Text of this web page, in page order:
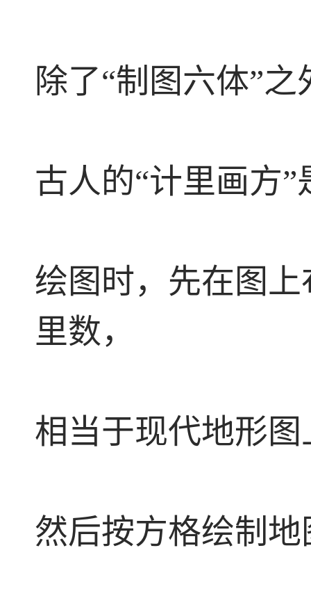
除了“制图六体”之
古人的“计里画方
绘图时，先在图
里数，
相当于现代地形
然后按方格绘制